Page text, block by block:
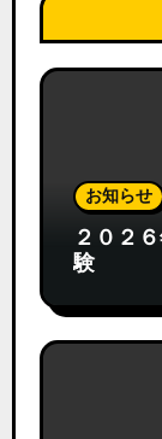
お知らせ
２０２
験